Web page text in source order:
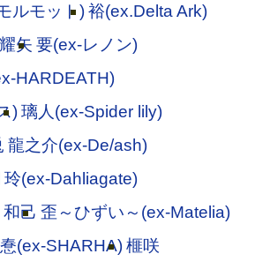
ルモット)裕(ex.Delta Ark)
耀矢 要(ex-レノン)
HARDEATH)
)璃人(ex-Spider lily)
龍之介(ex-De/ash)
玲(ex-Dahliagate)
和己 歪～ひずい～(ex-Matelia)
惷(ex-SHARHA)榧咲